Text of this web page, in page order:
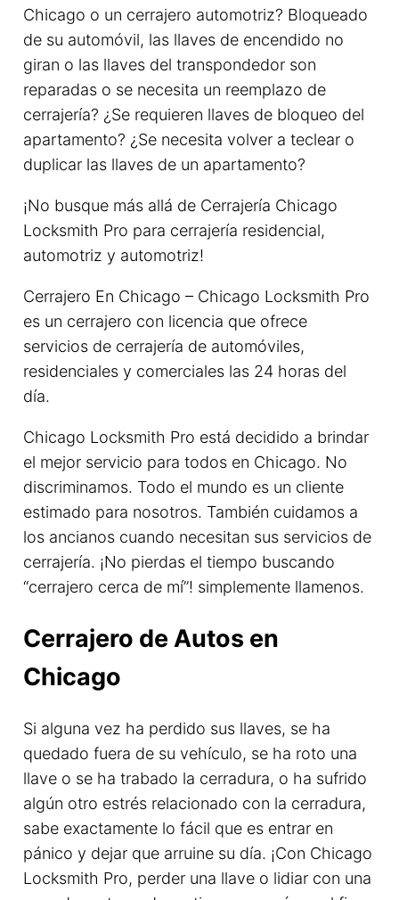
Chicago o un cerrajero automotriz? Bloqueado
de su automóvil, las llaves de encendido no
giran o las llaves del transpondedor son
reparadas o se necesita un reemplazo de
cerrajería? ¿Se requieren llaves de bloqueo del
apartamento? ¿Se necesita volver a teclear o
duplicar las llaves de un apartamento?
¡No busque más allá de Cerrajería Chicago
Locksmith Pro para cerrajería residencial,
automotriz y automotriz!
Cerrajero En Chicago – Chicago Locksmith Pro
es un cerrajero con licencia que ofrece
servicios de cerrajería de automóviles,
residenciales y comerciales las 24 horas del
día.
Chicago Locksmith Pro está decidido a brindar
el mejor servicio para todos en Chicago. No
discriminamos. Todo el mundo es un cliente
estimado para nosotros. También cuidamos a
los ancianos cuando necesitan sus servicios de
cerrajería. ¡No pierdas el tiempo buscando
“cerrajero cerca de mí”! simplemente llamenos.
Cerrajero de Autos en
Chicago
Si alguna vez ha perdido sus llaves, se ha
quedado fuera de su vehículo, se ha roto una
llave o se ha trabado la cerradura, o ha sufrido
algún otro estrés relacionado con la cerradura,
sabe exactamente lo fácil que es entrar en
pánico y dejar que arruine su día. ¡Con Chicago
Locksmith Pro, perder una llave o lidiar con una